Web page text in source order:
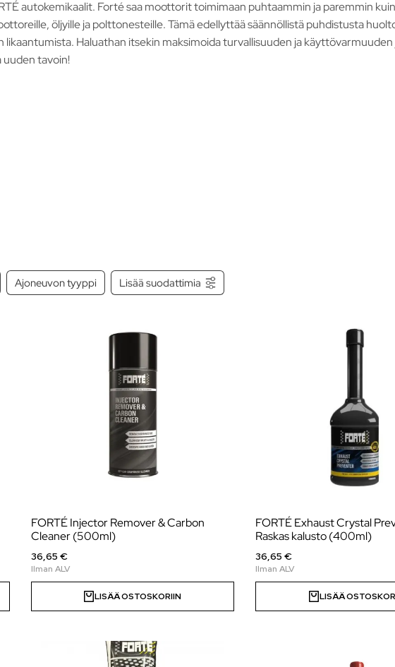
autokemikaalit. Forté saa moottorit toimimaan puhtaammin ja paremmin
öljyille ja polttonesteille. Tämä edellyttää säännöllistä puhdistusta
likaantumista. Haluathan itsekin maksimoida turvallisuuden ja
uuden tavoin!
Ajoneuvon tyyppi Lisää suodattimia
FORTÉ Injector Remover & Carbon
Cleaner (500ml)
36,65 €
LISÄÄ OSTOSKORIIN
FORTÉ Exhaust Crystal
Raskas kalusto (400ml)
36,65 €
LISÄÄ